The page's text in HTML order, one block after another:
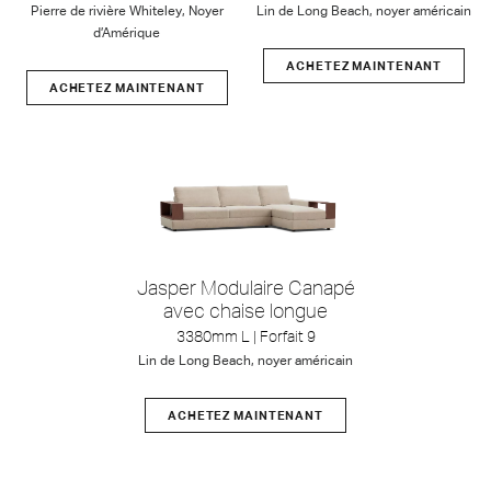
Pierre de rivière Whiteley, Noyer
d’Amérique
ACHETEZ MAINTENANT
Lin de Long Beach, noyer américain
ACHETEZ MAINTENANT
Jasper Modulaire Canapé
avec chaise longue
3380mm L | Forfait 9
Lin de Long Beach, noyer américain
ACHETEZ MAINTENANT